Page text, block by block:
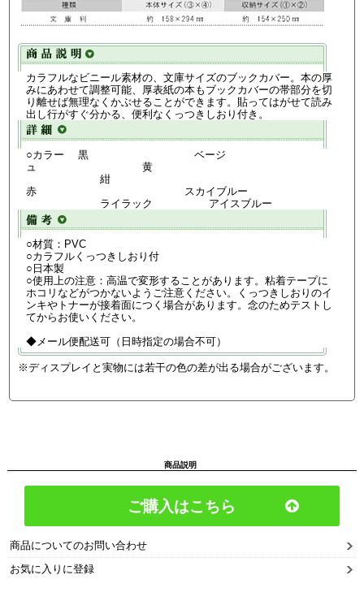
カラフルなビニール素材の、文庫サイズのブックカバー。本の厚
みにあわせて調整可能、厚表紙の本もブックカバーの帯部分を切
り離せば無理なくかぶせることができます。貼ってはがせて読み
出し行がすぐ分かる、便利なくっつきしおり付き。
○カラー 黒 ベージ
ュ 黄
紺
赤 スカイブルー
ライラック アイスブルー
○材質：PVC
○カラフルくっつきしおり付
○日本製
○使用上の注意：高温で変形することがあります。粘着テープに
ホコリなどがつかないようご注意ください。くっつきしおりのイ
ンキやトナーが接着面につく場合があります。念のためテストし
てからお使いください。
◆メール便配送可（日時指定の場合不可）
※ディスプレイと実物には若干の色の差が出る場合がございます。
商品説明
ご購入はこちら
商品についてのお問い合わせ
お気に入りに登録